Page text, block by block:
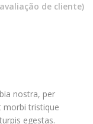
avaliação de cliente)
nostra, per
morbi tristique
egestas.